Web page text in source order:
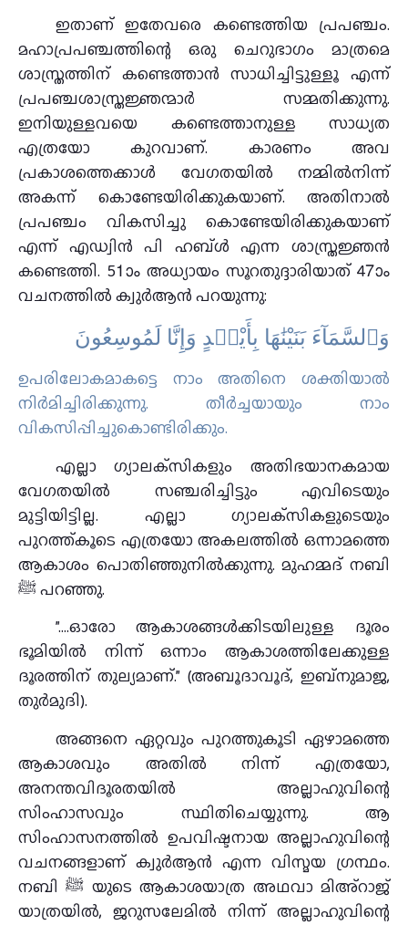
ഇതാണ് ഇതേവരെ കണ്ടെത്തിയ പ്രപഞ്ചം.
മഹാപ്രപഞ്ചത്തിന്റെ ഒരു ചെറുഭാഗം മാത്രമെ
ശാസ്ത്രത്തിന് കണ്ടെത്താന്‍ സാധിച്ചിട്ടുള്ളൂ എന്ന്
പ്രപഞ്ചശാസ്ത്രജ്ഞന്മാര്‍ സമ്മതിക്കുന്നു.
ഇനിയുള്ളവയെ കണ്ടെത്താനുള്ള സാധ്യത
എത്രയോ കുറവാണ്. കാരണം അവ
പ്രകാശത്തെക്കാള്‍ വേഗതയില്‍ നമ്മില്‍നിന്ന്
അകന്ന് കൊണ്ടേയിരിക്കുകയാണ്. അതിനാല്‍
പ്രപഞ്ചം വികസിച്ചു കൊണ്ടേയിരിക്കുകയാണ്
എന്ന് എഡ്വിന്‍ പി ഹബ്ള്‍ എന്ന ശാസ്ത്രജ്ഞന്‍
കണ്ടെത്തി. 51ാം അധ്യായം സൂറതുദ്ദാരിയാത് 47ാം
വചനത്തില്‍ ക്വുര്‍ആന്‍ പറയുന്നു:
وَٱلسَّمَآءَ بَنَيْنَٰهَا بِأَيْي۟دٍ وَإِنَّا لَمُوسِعُونَ
ഉപരിലോകമാകട്ടെ നാം അതിനെ ശക്തിയാല്‍
നിര്‍മിച്ചിരിക്കുന്നു. തീര്‍ച്ചയായും നാം
വികസിപ്പിച്ചുകൊണ്ടിരിക്കും.
എല്ലാ ഗ്യാലക്‌സികളും അതിഭയാനകമായ
വേഗതയില്‍ സഞ്ചരിച്ചിട്ടും എവിടെയും
മുട്ടിയിട്ടില്ല. എല്ലാ ഗ്യാലക്‌സികളുടെയും
പുറത്ത്കൂടെ എത്രയോ അകലത്തില്‍ ഒന്നാമത്തെ
ആകാശം പൊതിഞ്ഞുനില്‍ക്കുന്നു. മുഹമ്മദ് നബി
ﷺ പറഞ്ഞു.
”….ഓരോ ആകാശങ്ങള്‍ക്കിടയിലുള്ള ദൂരം
ഭൂമിയില്‍ നിന്ന് ഒന്നാം ആകാശത്തിലേക്കുള്ള
ദൂരത്തിന് തുല്യമാണ്.” (അബൂദാവൂദ്, ഇബ്‌നുമാജ,
തുര്‍മുദി).
അങ്ങനെ ഏറ്റവും പുറത്തുകൂടി ഏഴാമത്തെ
ആകാശവും അതില്‍ നിന്ന് എത്രയോ,
അനന്തവിദൂരതയില്‍ അല്ലാഹുവിന്റെ
സിംഹാസവും സ്ഥിതിചെയ്യുന്നു. ആ
സിംഹാസനത്തില്‍ ഉപവിഷ്ടനായ അല്ലാഹുവിന്റെ
വചനങ്ങളാണ് ക്വുര്‍ആന്‍ എന്ന വിസ്മയ ഗ്രന്ഥം.
നബി ﷺ യുടെ ആകാശയാത്ര അഥവാ മിഅ്‌റാജ്
യാത്രയില്‍, ജറുസലേമില്‍ നിന്ന് അല്ലാഹുവിന്റെ